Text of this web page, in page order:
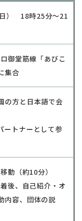
） 18時25分～21
御堂筋線「あびこ
集合
の方と日本語で会
ートナーとして参
動（約10分）
後、自己紹介・オ
内容、団体の説